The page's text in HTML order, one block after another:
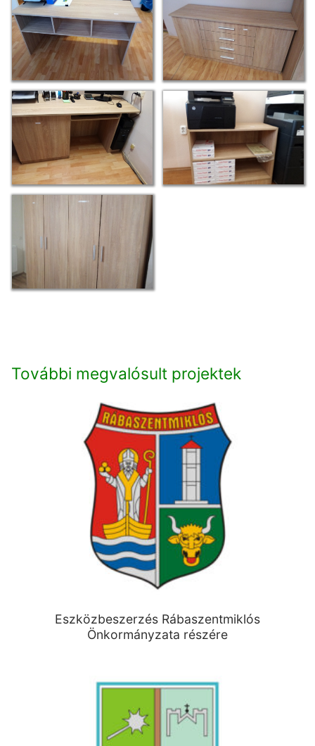
További megvalósult projektek
Eszközbeszerzés Rábaszentmiklós
Önkormányzata részére